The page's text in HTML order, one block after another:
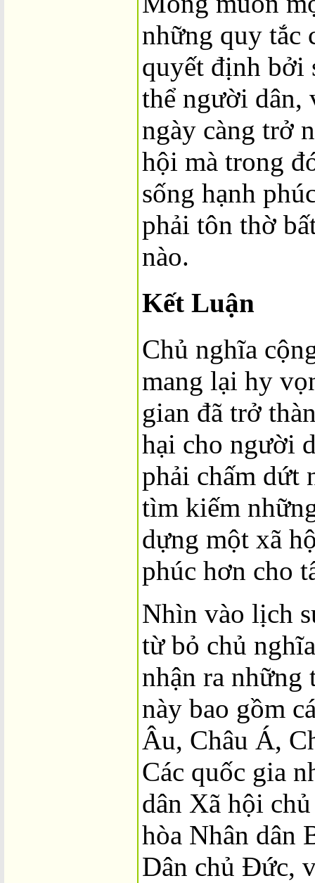
những quy tắc
quyết định bởi
thể người dân,
ngày càng trở
hội mà trong
sống hạnh
phải tôn thờ
nào.
Kết Luận
Chủ nghĩa
mang lại hy
gian đã trở
hại cho người
phải chấm dứt
tìm kiếm
dựng một xã
phúc hơn cho
Nhìn vào lịch
từ bỏ chủ
nhận ra những
này bao gồm
Âu, Châu Á,
Các quốc gia
dân Xã hội
hòa Nhân dân
Dân chủ Đức,